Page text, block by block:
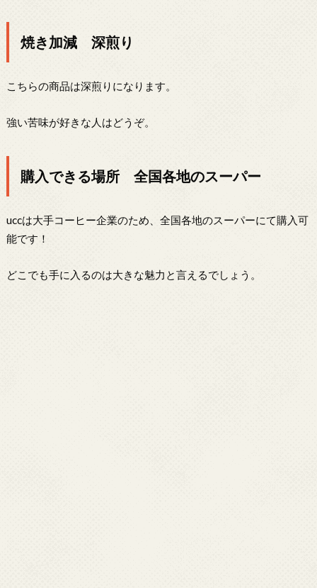
焼き加減 深煎り
こちらの商品は深煎りになります。
強い苦味が好きな人はどうぞ。
購入できる場所 全国各地のスーパー
uccは大手コーヒー企業のため、全国各地のスーパーにて購入可
能です！
どこでも手に入るのは大きな魅力と言えるでしょう。